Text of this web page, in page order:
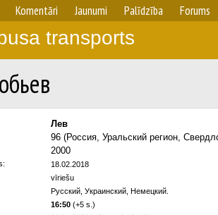
Komentāri Jaunumi Palīdzība Forums
transports
Лев
96 (Россия, Уральский регион,
2000
18.02.2018
vīriešu
Русский, Украинский, Немецкий.
16:50 (+5 s.)